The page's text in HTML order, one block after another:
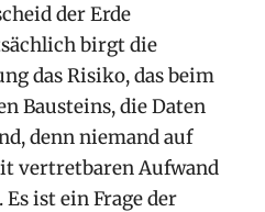
der Erde
birgt die
das Risiko, das beim
Bausteins, die Daten
denn niemand auf
vertretbaren Aufwand
ist ein Frage der